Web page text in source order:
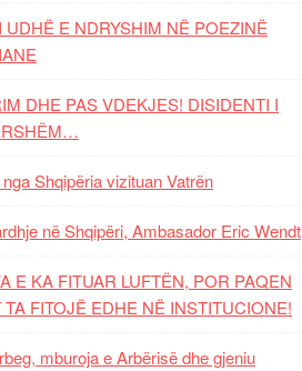
UDHË E NDRYSHIM NË POEZINË
DHE PAS VDEKJES! DISIDENTI I
Shqipëria vizituan Vatrën
në Shqipëri, Ambasador Eric Wendt
E KA FITUAR LUFTËN, POR PAQEN
TA FITOJË EDHE NË INSTITUCIONE!
mburoja e Arbërisë dhe gjeniu